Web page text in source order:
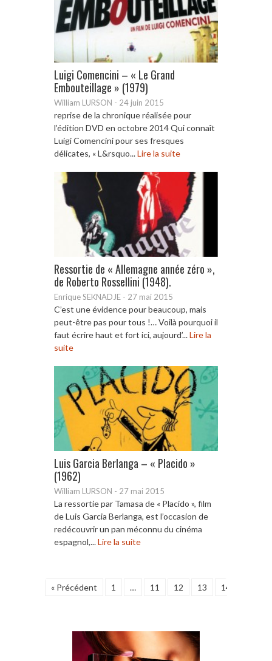
Luigi Comencini – « Le Grand
Embouteillage » (1979)
William LURSON - 24 juin 2015
reprise de la chronique réalisée pour
l’édition DVD en octobre 2014 Qui connaît
Luigi Comencini pour ses fresques
délicates, « L&rsquo...Lire la suite
Ressortie de « Allemagne année zéro »,
de Roberto Rossellini (1948).
Enrique SEKNADJE - 27 mai 2015
C’est une évidence pour beaucoup, mais
peut-être pas pour tous !… Voilà pourquoi il
faut écrire haut et fort ici, aujourd’...Lire la
suite
Luis Garcia Berlanga – « Placido »
(1962)
William LURSON - 27 mai 2015
La ressortie par Tamasa de « Placido », film
de Luis Garcia Berlanga, est l’occasion de
redécouvrir un pan méconnu du cinéma
espagnol,...Lire la suite
« Précédent 1 … 11 12 13 14